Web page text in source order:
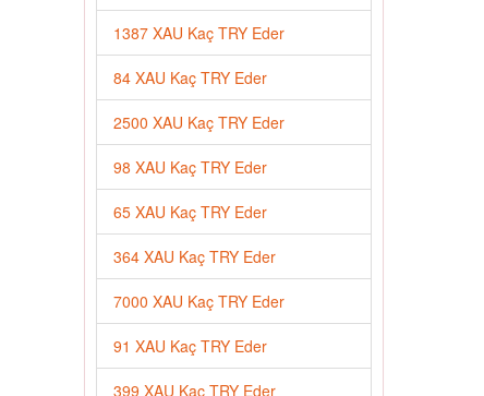
1387 XAU Kaç TRY Eder
84 XAU Kaç TRY Eder
2500 XAU Kaç TRY Eder
98 XAU Kaç TRY Eder
65 XAU Kaç TRY Eder
364 XAU Kaç TRY Eder
7000 XAU Kaç TRY Eder
91 XAU Kaç TRY Eder
399 XAU Kaç TRY Eder